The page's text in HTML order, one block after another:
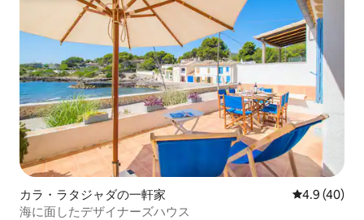
カラ・ラタジャダの一軒家 レビュー40
4.9 (40)
海に面したデザイナーズハウス